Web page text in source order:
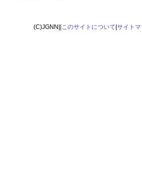
(C)JGNN|| このサイトについて サイト